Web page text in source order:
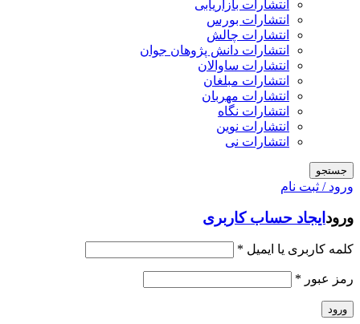
انتشارات بازاریابی
انتشارات بورس
انتشارات چالش
انتشارات دانش پژوهان جوان
انتشارات ساوالان
انتشارات مبلغان
انتشارات مهربان
انتشارات نگاه
انتشارات نوین
انتشارات نی
جستجو
ورود / ثبت نام
ورود ایجاد حساب کاربری
کلمه کاربری یا ایمیل *
رمز عبور *
ورود